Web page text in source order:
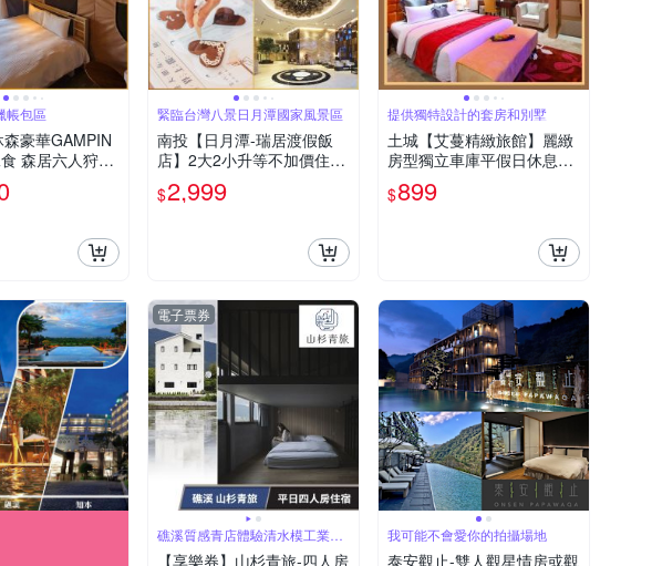
帳包區
豪華GAMPIN
森居六人狩獵
緊臨台灣八景日月潭國家風景區
南投【日月潭-瑞居渡假飯
店】2大2小升等不加價住宿
券加贈妮娜巧克力夢想城堡
門票2張(MO)
$2,999
提供獨特設計的套房和別墅
土城【艾蔓精緻旅館】麗緻
房型獨立車庫平假日休息3
小時(MO)
$899
電子票券
礁溪質感青店體驗清水模工業風
魅力
【享樂券】山杉青旅-四人房
我可能不會愛你的拍攝場地
泰安觀止-雙人觀星情房或觀